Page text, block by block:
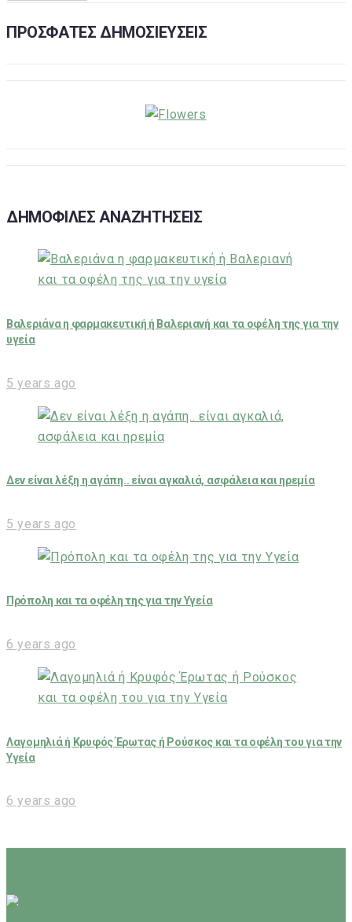
ΠΡΟΣΦΑΤΕΣ ΔΗΜΟΣΙΕΥΣΕΙΣ
ΔΗΜΟΦΙΛΕΣ ΑΝΑΖΗΤΗΣΕΙΣ
Βαλεριάνα η φαρμακευτική ή Βαλεριανή και τα οφέλη της για την
υγεία
5 years ago
Δεν είναι λέξη η αγάπη.. είναι αγκαλιά, ασφάλεια και ηρεμία
5 years ago
Πρόπολη και τα οφέλη της για την Υγεία
6 years ago
Λαγομηλιά ή Κρυφός Έρωτας ή Ρούσκος και τα οφέλη του για την
Υγεία
6 years ago